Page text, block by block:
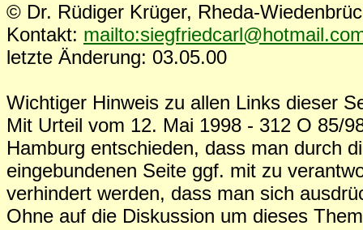
© Dr. Rüdiger Krüger, Rheda-
Kontakt:
letzte Änderung: 03.05.00
Wichtiger Hinweis zu allen Links dieser
Mit Urteil vom 12. Mai 1998 - 312 O 85/
Hamburg entschieden, dass man durch
eingebundenen Seite ggf. mit zu
verhindert werden, dass man sich
Ohne auf die Diskussion um dieses